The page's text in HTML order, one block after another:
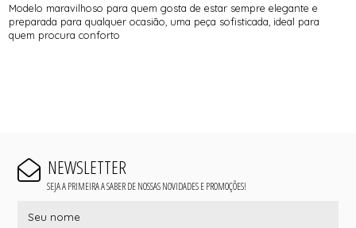
Modelo maravilhoso para quem gosta de estar sempre elegante e
preparada para qualquer ocasião, uma peça sofisticada, ideal para
quem procura conforto
NEWSLETTER
SEJA A PRIMEIRA A SABER DE NOSSAS NOVIDADES E PROMOÇÕES!